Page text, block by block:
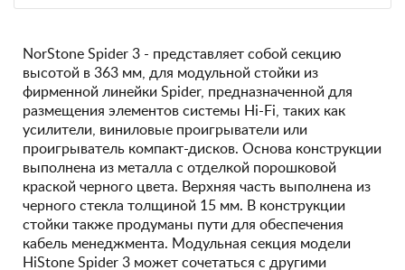
NorStone Spider 3 - представляет собой секцию
высотой в 363 мм, для модульной стойки из
фирменной линейки Spider, предназначенной для
размещения элементов системы Hi-Fi, таких как
усилители, виниловые проигрыватели или
проигрыватель компакт-дисков. Основа конструкции
выполнена из металла с отделкой порошковой
краской черного цвета. Верхняя часть выполнена из
черного стекла толщиной 15 мм. В конструкции
стойки также продуманы пути для обеспечения
кабель менеджмента. Модульная секция модели
HiStone Spider 3 может сочетаться с другими